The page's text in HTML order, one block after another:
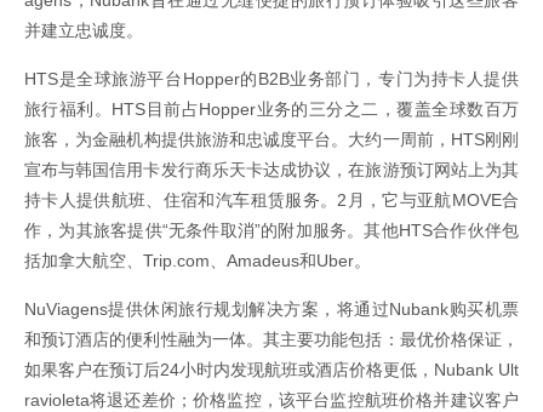
并建立忠诚度。
HTS是全球旅游平台Hopper的B2B业务部门，专门为持卡人提供
旅行福利。HTS目前占Hopper业务的三分之二，覆盖全球数百万
旅客，为金融机构提供旅游和忠诚度平台。大约一周前，HTS刚刚
宣布与韩国信用卡发行商乐天卡达成协议，在旅游预订网站上为其
持卡人提供航班、住宿和汽车租赁服务。2月，它与亚航MOVE合
作，为其旅客提供“无条件取消”的附加服务。其他HTS合作伙伴包
括加拿大航空、Trip.com、Amadeus和Uber。
NuViagens提供休闲旅行规划解决方案，将通过Nubank购买机票
和预订酒店的便利性融为一体。其主要功能包括：最优价格保证，
如果客户在预订后24小时内发现航班或酒店价格更低，Nubank Ult
ravioleta将退还差价；价格监控，该平台监控航班价格并建议客户